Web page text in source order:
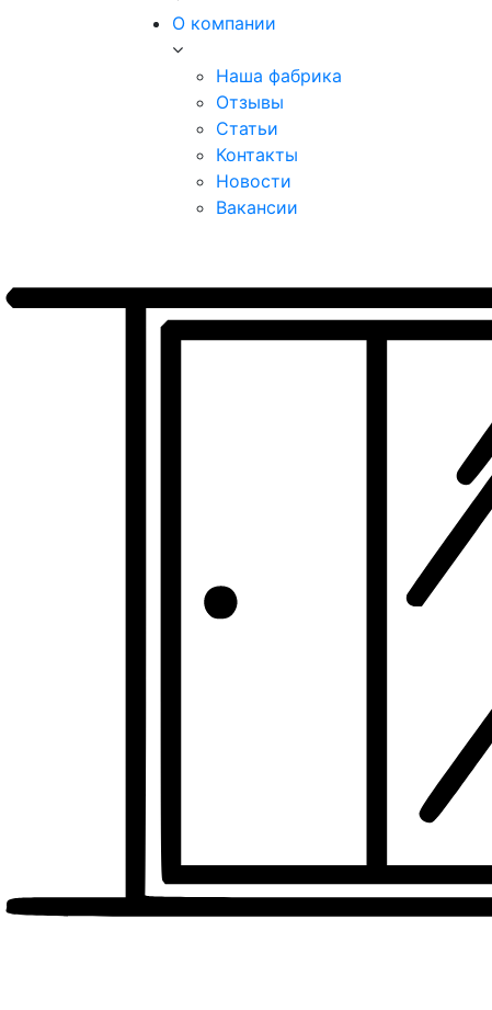
О компании
Наша фабрика
Отзывы
Статьи
Контакты
Новости
Вакансии